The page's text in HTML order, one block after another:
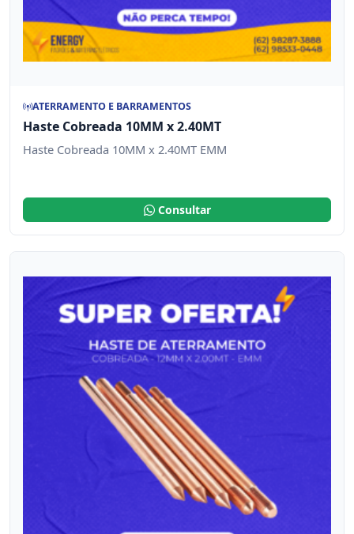
ATERRAMENTO E BARRAMENTOS
Haste Cobreada 10MM x 2.40MT
Haste Cobreada 10MM x 2.40MT EMM
Consultar